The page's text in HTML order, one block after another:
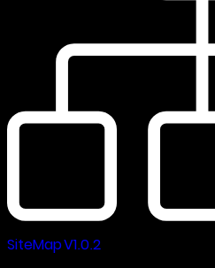
SiteMap V1.0.2